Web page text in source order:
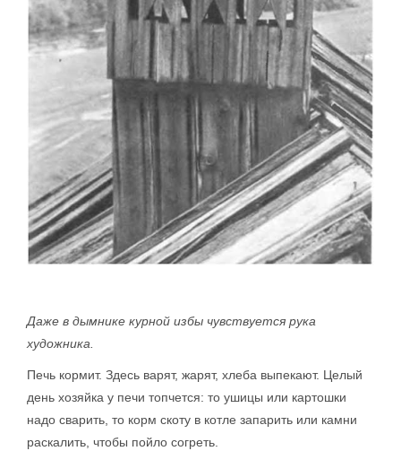
Даже в дымнике курной избы чувствуется рука
художника.
Печь кормит. Здесь варят, жарят, хлеба выпекают. Целый
день хозяйка у печи топчется: то ушицы или картошки
надо сварить, то корм скоту в котле запарить или камни
раскалить, чтобы пойло согреть.